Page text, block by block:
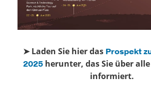
➤ Laden Sie hier das Prospekt
2025herunter, das Sie über
informiert.